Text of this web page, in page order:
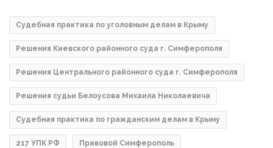
Судебная практика по уголовным делам в Крыму
Решения Киевского районного суда г. Симферополя
Решения Центрального районного суда г. Симферополя
Решения судьи Белоусова Михаила Николаевича
Судебная практика по гражданским делам в Крыму
217 УПК РФ Правовой Симферополь